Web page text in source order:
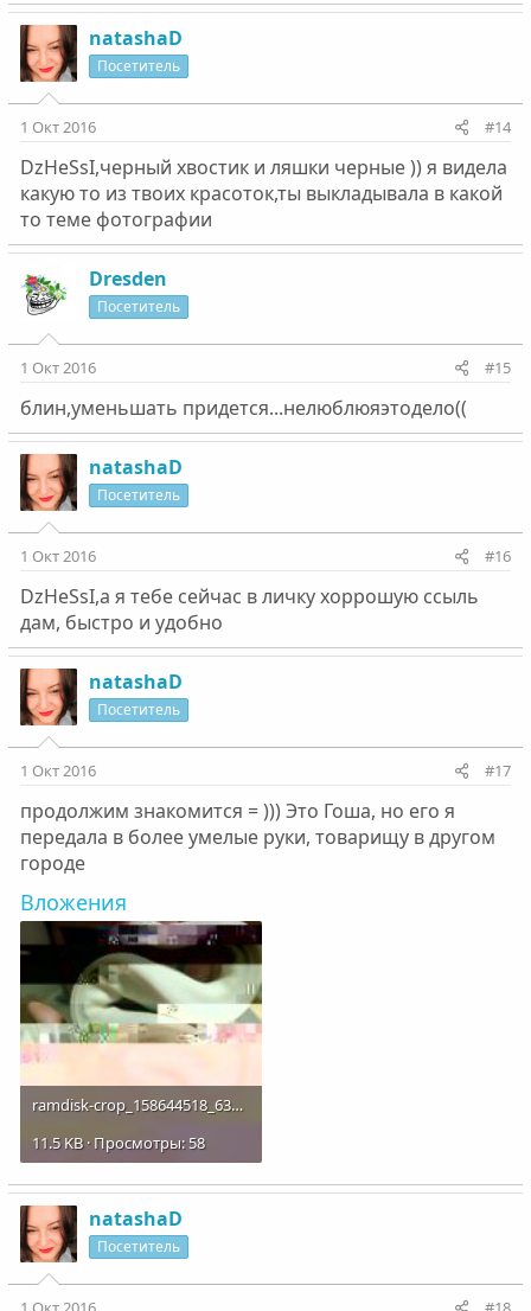
natashaD
Посетитель
1 Окт 2016 #14
DzHeSsI,черный хвостик и ляшки черные )) я видела
какую то из твоих красоток,ты выкладывала в какой
то теме фотографии
Dresden
Посетитель
1 Окт 2016 #15
блин,уменьшать придется...нелюблюяэтодело((
natashaD
Посетитель
1 Окт 2016 #16
DzHeSsI,а я тебе сейчас в личку хоррошую ссыль
дам, быстро и удобно
natashaD
Посетитель
1 Окт 2016 #17
продолжим знакомится = ))) Это Гоша, но его я
передала в более умелые руки, товарищу в другом
городе
Вложения
ramdisk-crop_158644518_63GBi0L.jpg
11.5 KB · Просмотры: 58
natashaD
Посетитель